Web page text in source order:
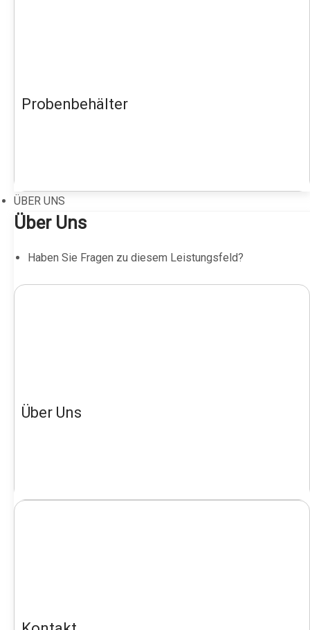
Probenbehälter
ÜBER UNS
Über Uns
Haben Sie Fragen zu diesem Leistungsfeld?
Über Uns